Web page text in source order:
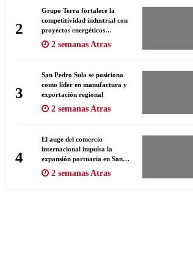
2
Grupo Terra fortalece la
competitividad industrial con
proyectos energéticos
responsables y eficientes
2 semanas Atras
3
San Pedro Sula se posiciona
como líder en manufactura y
exportación regional
2 semanas Atras
4
El auge del comercio
internacional impulsa la
expansión portuaria en San
Lorenzo
2 semanas Atras